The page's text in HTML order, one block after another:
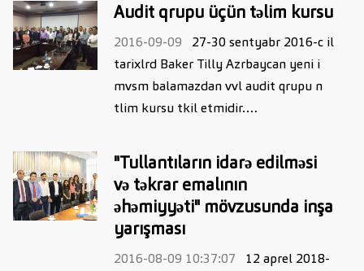
Audit qrupu üçün təlim kursu
2016-09-09
27-30 sentyabr 2016-c il
tarixlrd Baker Tilly Azrbaycan yeni i
mvsm balamazdan vvl audit qrupu n
tlim kursu tkil etmidir.…
"Tullantıların idarə edilməsi
və təkrar emalının
əhəmiyyəti" mövzusunda inşa
yarışması
2016-08-09 10:37:07
12 aprel 2018-